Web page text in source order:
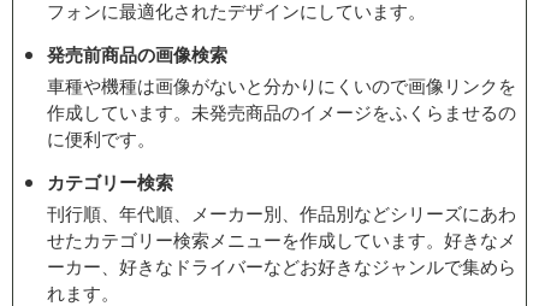
フォンに最適化されたデザインにしています。
発売前商品の画像検索
車種や機種は画像がないと分かりにくいので画像リンクを
作成しています。未発売商品のイメージをふくらませるの
に便利です。
カテゴリー検索
刊行順、年代順、メーカー別、作品別などシリーズにあわ
せたカテゴリー検索メニューを作成しています。好きなメ
ーカー、好きなドライバーなどお好きなジャンルで集めら
れます。